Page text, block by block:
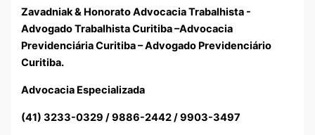
Zavadniak & Honorato Advocacia Trabalhista -
Advogado Trabalhista Curitiba –Advocacia
Previdenciária Curitiba – Advogado Previdenciário
Curitiba.
Advocacia Especializada
(41) 3233-0329 / 9886-2442 / 9903-3497